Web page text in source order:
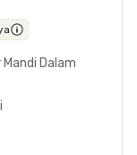
Mandi Dalam